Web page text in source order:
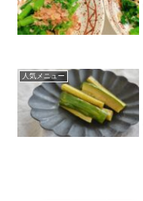
人気メニュー